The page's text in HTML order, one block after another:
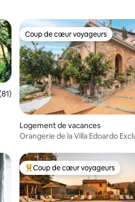
moyenne sur la base de 81
Coup de cœur voyageurs
Coup de cœur voyageurs
Logement de vacances
Orangerie de la Villa Edoardo
Coups de cœur voyageurs les
Coup de cœur voyageurs